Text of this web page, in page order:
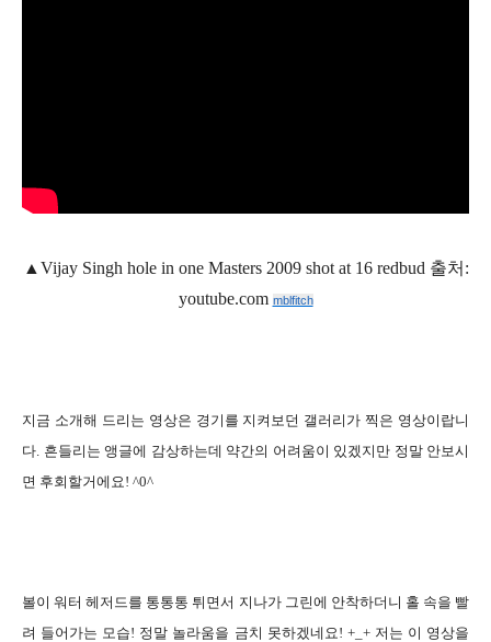
▲ Vijay Singh hole in one Masters 2009 shot at 16 redbud 출처 :
youtube.com mblfitch
지금 소개해 드리는 영상은 경기를 지켜보던 갤러리가 찍은 영상이랍니
다 흔들리는 앵글에 감상하는데 약간의 어려움이 있겠지만 정말 안보시
면 후회할거에요 ! ^0^
볼이 워터 헤저드를 통통통 튀면서 지나가 그린에 안착하더니 홀 속을 빨
려 들어가는 모습! 정말 놀라움을 금치 못하겠네요 ! +_+ 저는 이 영상을